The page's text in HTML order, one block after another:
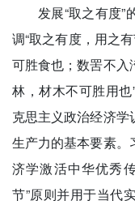
发展“取之有度”
调“取之有度，用之
可胜食也；数罟不入
林，材木不可胜用
克思主义政治经济
生产力的基本要素。
济学激活中华优秀
节”原则并用于当代